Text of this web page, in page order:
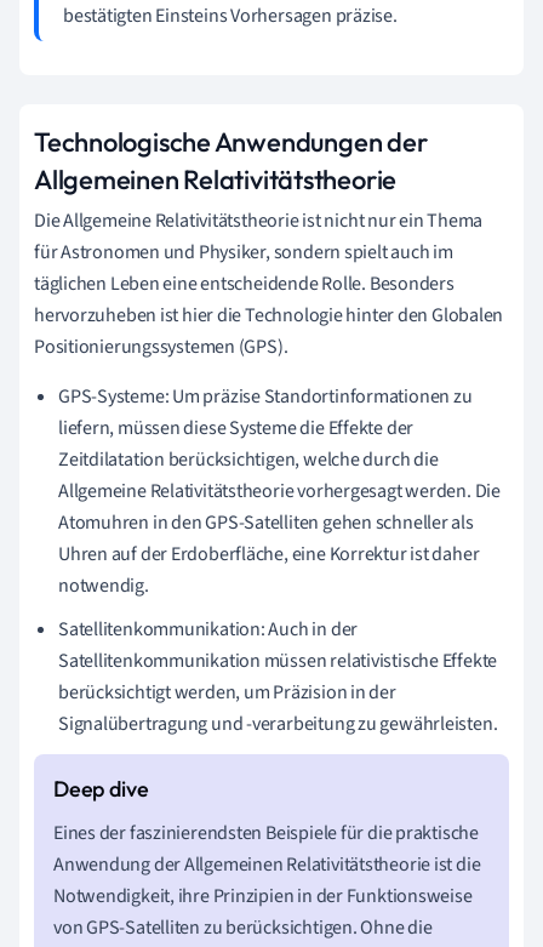
bestätigten Einsteins Vorhersagen präzise.
Technologische Anwendungen der
Allgemeinen Relativitätstheorie
Die Allgemeine Relativitätstheorie ist nicht nur ein Thema
für Astronomen und Physiker, sondern spielt auch im
täglichen Leben eine entscheidende Rolle. Besonders
hervorzuheben ist hier die Technologie hinter den Globalen
Positionierungssystemen (GPS).
GPS-Systeme: Um präzise Standortinformationen zu
liefern, müssen diese Systeme die Effekte der
Zeitdilatation berücksichtigen, welche durch die
Allgemeine Relativitätstheorie vorhergesagt werden. Die
Atomuhren in den GPS-Satelliten gehen schneller als
Uhren auf der Erdoberfläche, eine Korrektur ist daher
notwendig.
Satellitenkommunikation: Auch in der
Satellitenkommunikation müssen relativistische Effekte
berücksichtigt werden, um Präzision in der
Signalübertragung und -verarbeitung zu gewährleisten.
Eines der faszinierendsten Beispiele für die praktische
Anwendung der Allgemeinen Relativitätstheorie ist die
Notwendigkeit, ihre Prinzipien in der Funktionsweise
von GPS-Satelliten zu berücksichtigen. Ohne die